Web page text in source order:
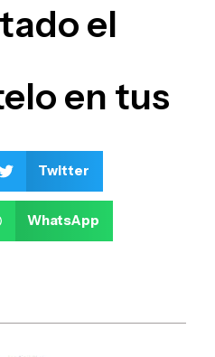
el
en tus
Twitter
WhatsApp